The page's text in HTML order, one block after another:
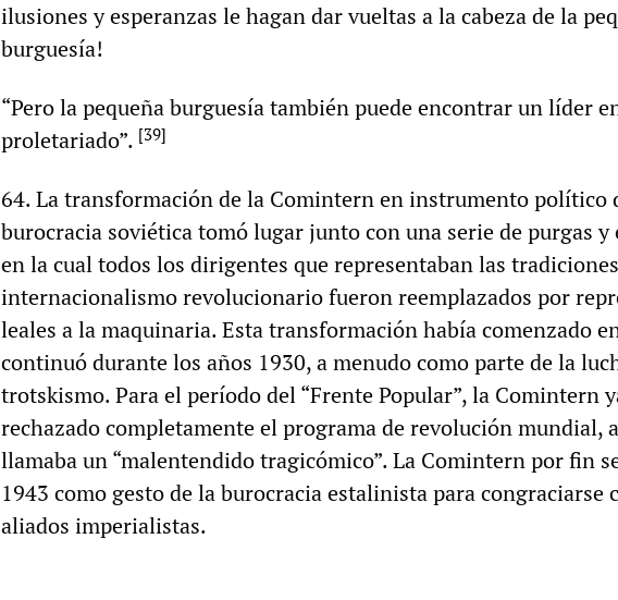
ilusiones y esperanzas le hagan dar vueltas a la cabeza de la
burguesía!
“Pero la pequeña burguesía también puede encontrar un líder
proletariado”. [39]
64. La transformación de la Comintern en instrumento político
burocracia soviética tomó lugar junto con una serie de purgas y
en la cual todos los dirigentes que representaban las
internacionalismo revolucionario fueron reemplazados por
leales a la maquinaria. Esta transformación había comenzado
continuó durante los años 1930, a menudo como parte de la
trotskismo. Para el período del “Frente Popular”, la Comintern
rechazado completamente el programa de revolución mundial,
llamaba un “malentendido tragicómico”. La Comintern por fin
1943 como gesto de la burocracia estalinista para congraciarse
aliados imperialistas.